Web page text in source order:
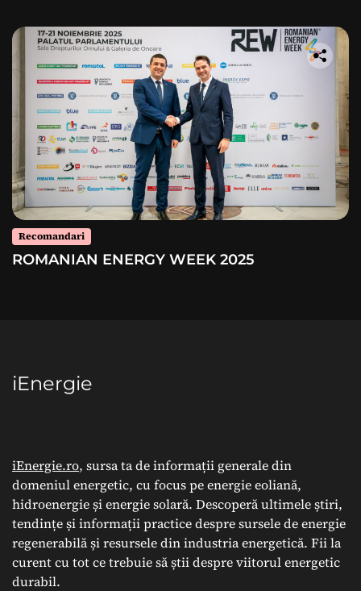
Recomandari
ROMANIAN ENERGY WEEK 2025
iEnergie
iEnergie.ro, sursa ta de informații generale din
domeniul energetic, cu focus pe energie eoliană,
hidroenergie și energie solară. Descoperă ultimele știri,
tendințe și informații practice despre sursele de energie
regenerabilă și resursele din industria energetică. Fii la
curent cu tot ce trebuie să știi despre viitorul energetic
durabil.